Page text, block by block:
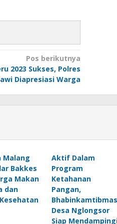
Pos berikutnya
2023 Sukses, Polres
Diapresiasi Warga
Malang
Bakkes
Makan
dan
Aktif Dalam
Program
Ketahanan
Pangan,
Bhabinkamtibmas
Desa Nglongsor
Siap